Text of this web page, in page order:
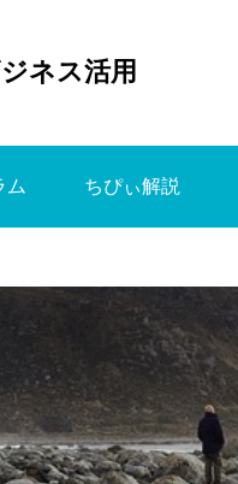
ネス活用
ム ちぴぃ解説